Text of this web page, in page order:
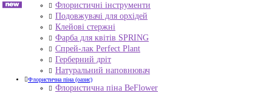
Флористичні інструменти
Подовжувачі для орхідей
Клейові стержні
Фарба для квітів SPRING
Спрей-лак Perfect Plant
Герберний дріт
Натуральний наповнювач
Флористична піна (оазис)
Флористична піна BeFlower